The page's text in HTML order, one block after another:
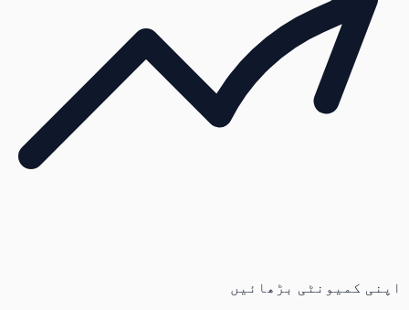
اپنی کمیونٹی بڑھائیں